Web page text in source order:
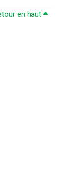
en haut